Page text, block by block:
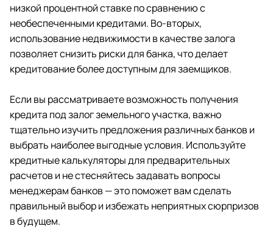
низкой процентной ставке по сравнению с
необеспеченными кредитами. Во-вторых,
использование недвижимости в качестве залога
позволяет снизить риски для банка, что делает
кредитование более доступным для заемщиков.
Если вы рассматриваете возможность получения
кредита под залог земельного участка, важно
тщательно изучить предложения различных банков и
выбрать наиболее выгодные условия. Используйте
кредитные калькуляторы для предварительных
расчетов и не стесняйтесь задавать вопросы
менеджерам банков — это поможет вам сделать
правильный выбор и избежать неприятных сюрпризов
в будущем.